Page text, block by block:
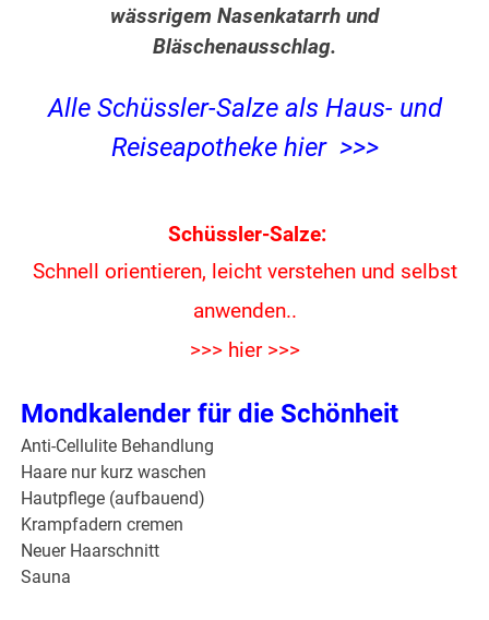
wässrigem Nasenkatarrh und
Bläschenausschlag.
Alle Schüssler-Salze als Haus- und
Reiseapotheke hier >>>
Schüssler-Salze:
Schnell orientieren, leicht verstehen und selbst
anwenden..
>>> hier >>>
Mondkalender für die Schönheit
Anti-Cellulite Behandlung
Haare nur kurz waschen
Hautpflege (aufbauend)
Krampfadern cremen
Neuer Haarschnitt
Sauna